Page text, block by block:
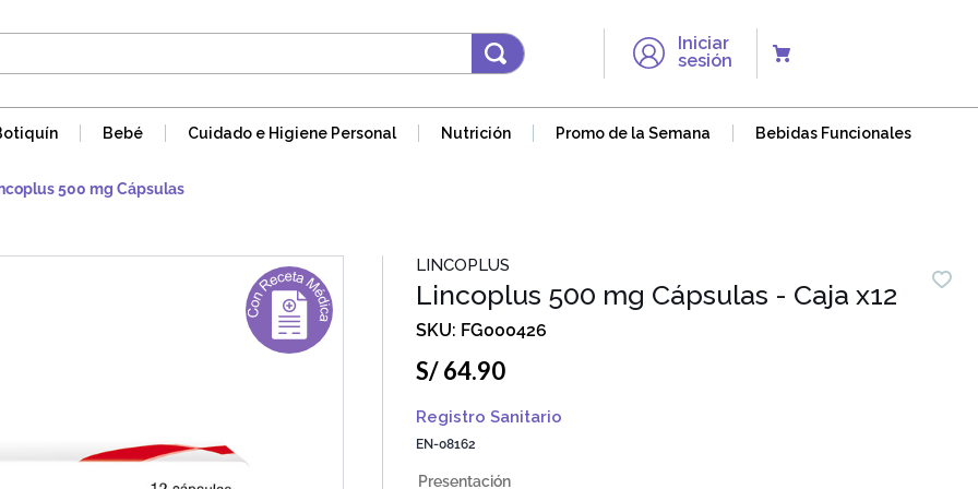
Iniciar
sesión
Bebé Cuidado e Higiene Personal Nutrición Promo de la Semana Bebidas Funcionales
500 mg Cápsulas
LINCOPLUS
Lincoplus 500 mg Cápsulas - Caja x12
FG000426
S/64.90
Registro Sanitario
EN-08162